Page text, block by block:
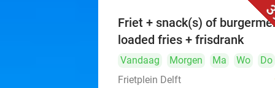
Friet + snack(s) of
loaded fries + frisdrank
Vandaag Morgen Ma Wo
Do
Frietplein Delft